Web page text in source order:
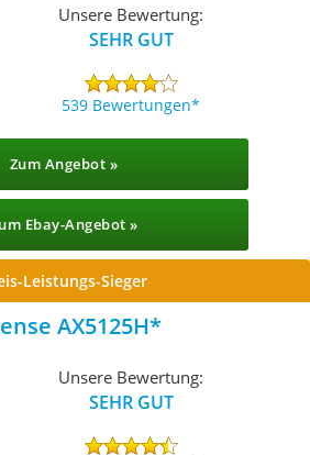
Unsere Bewertung:
SEHR GUT
539 Bewertungen
Zum Angebot »
Ebay-Angebot »
Leistungs-Sieger
AX5125H
Unsere Bewertung:
SEHR GUT